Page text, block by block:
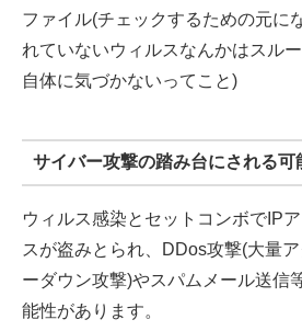
ファイル(チェックするための元に
れていないウィルスなんかはスル
自体に気づかないってこと)
サイバー攻撃の踏み台にされる可
ウィルス感染とセットコンボでIP
スが盗みとられ、DDos攻撃(大量
ーダウン攻撃)やスパムメール送信
能性があります。